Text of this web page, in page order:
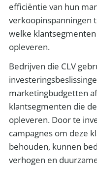
efficiëntie van hun
verkoopinspanningen
welke
opleveren.
Bedrijven die CLV
marketingbudgetten
klantsegmenten die
opleveren. Door te
campagnes om deze
behouden, kunnen
verhogen en